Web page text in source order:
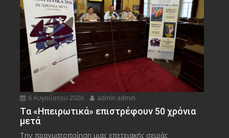
6 Αυγούστου 2026 admin admin
Tα «Ηπειρωτικά» επιστρέφουν 50 χρόνια
μετά
Την πραγματοποίηση μιας επετειακής σειράς